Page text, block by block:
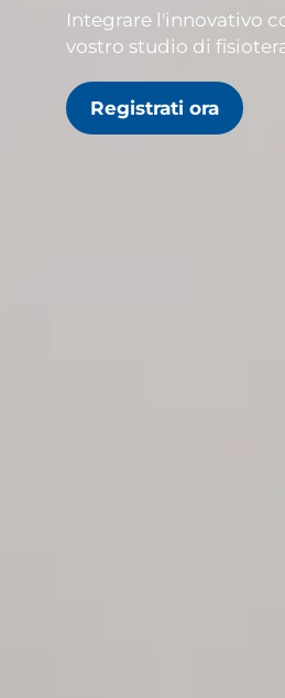
Integrare l'innovativo
vostro studio di
Registrati ora